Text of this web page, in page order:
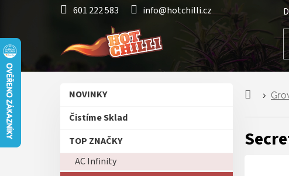
601 222 583 info@hotchilli.cz
a
Přeskočit
NOVINKY
Čistíme Sklad
TOP ZNAČKY
AC Infinity